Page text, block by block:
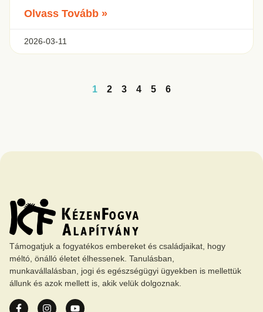
Olvass Tovább »
2026-03-11
1 2 3 4 5 6
Támogatjuk a fogyatékos embereket és családjaikat, hogy
méltó, önálló életet élhessenek. Tanulásban,
munkavállalásban, jogi és egészségügyi ügyekben is mellettük
állunk és azok mellett is, akik velük dolgoznak.